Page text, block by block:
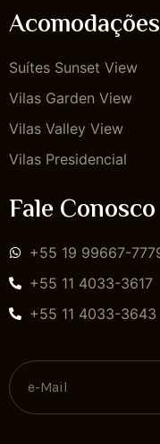
Acomodações
Suítes Sunset View
Vilas Garden View
Vilas Valley View
Vilas Presidencial
Fale Conosco
+55 19 99667-
+55 11 4033-3617
+55 11 4033-3643